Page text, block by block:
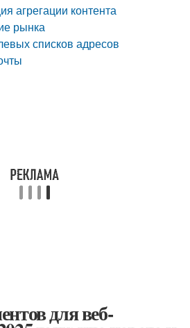
агрегации контента
рынка
списков адресов
для веб-